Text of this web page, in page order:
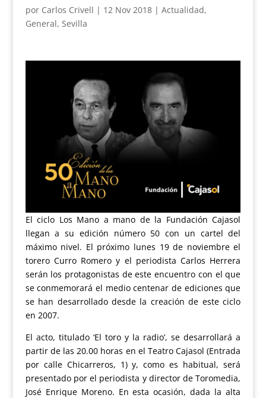
por Carlos Crivell | 12 Nov 2018| Actualidad,
General, Sevilla
El ciclo Los Mano a mano de la Fundación Cajasol
llegan a su edición número 50 con un cartel del
máximo nivel. El próximo lunes 19 de noviembre el
torero Curro Romero y el periodista Carlos Herrera
serán los protagonistas de este encuentro con el que
se conmemorará el medio centenar de ediciones que
se han desarrollado desde la creación de este ciclo
en 2007.
El acto, titulado ‘El toro y la radio’, se desarrollará a
partir de las 20.00 horas en el Teatro Cajasol (Entrada
por calle Chicarreros, 1) y, como es habitual, será
presentado por el periodista y director de Toromedia,
José Enrique Moreno. En esta ocasión, dada la alta